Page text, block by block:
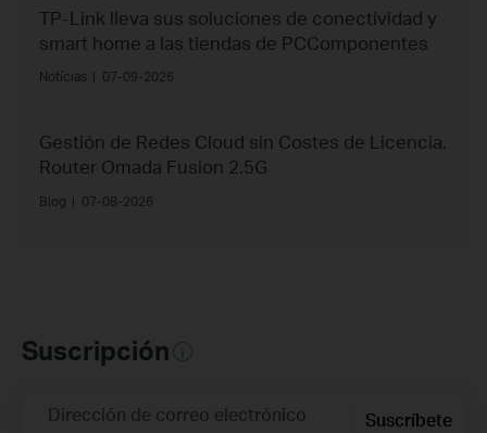
TP-Link lleva sus soluciones de conectividad y
smart home a las tiendas de PCComponentes
Notícias | 07-09-2026
Gestión de Redes Cloud sin Costes de Licencia.
Router Omada Fusion 2.5G
Blog | 07-08-2026
Suscripción
Dirección de correo electrónico Suscríbete